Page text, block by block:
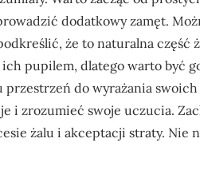
dodatkowy zamęt.
że to naturalna część
pupilem, dlatego warto być
do wyrażania swoich
i zrozumieć swoje uczucia.
żalu i akceptacji straty. Nie